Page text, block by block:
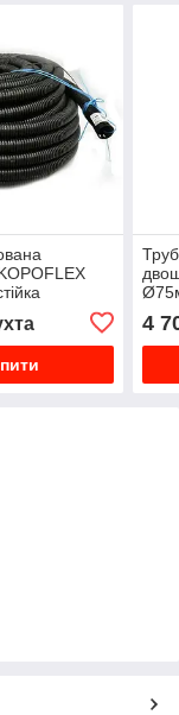
чорна
KF
4